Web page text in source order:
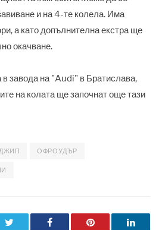
и на 4-те колела. Има
а като допълнителна екстра ще
окачване.
завода на "Audi" в Братислава,
на колата ще започнат още тази
ОФРОУДЪР
Facebook Pinterest